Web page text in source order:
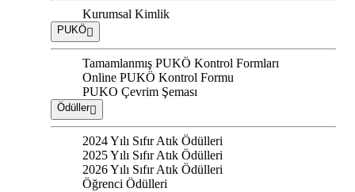
Kurumsal Kimlik
PUKÖ
Tamamlanmış PUKÖ Kontrol Formları
Online PUKÖ Kontrol Formu
PUKO Çevrim Şeması
Ödüller
2024 Yılı Sıfır Atık Ödülleri
2025 Yılı Sıfır Atık Ödülleri
2026 Yılı Sıfır Atık Ödülleri
Öğrenci Ödülleri